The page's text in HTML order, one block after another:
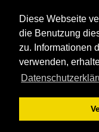
Diese Webseite
die Benutzung
zu. Informationen
verwenden,